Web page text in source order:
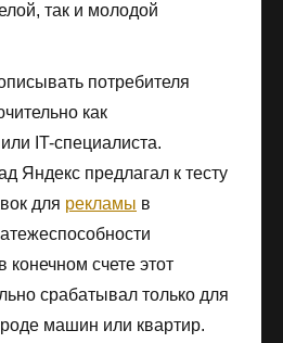
так и молодой
потребителя
как
IT-специалиста.
Яндекс предлагал к тесту
для рекламы в
конечном счете этот
срабатывал только для
машин или квартир.